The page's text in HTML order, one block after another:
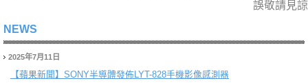
誤敬請見諒
NEWS
2025年7月11日
【蘋果新聞】 SONY半導體發佈LYT-828手機影像感測器